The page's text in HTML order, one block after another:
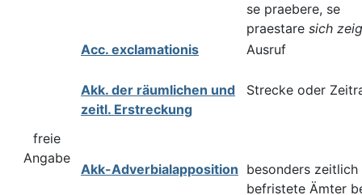
se praebere, se
praestare sich
freie
Angabe
Acc. exclamationis Ausruf
Akk. der räumlichen und
zeitl. Erstreckung
Strecke oder
Akk-Adverbialapposition besonders zeitlich
befristete Ämter